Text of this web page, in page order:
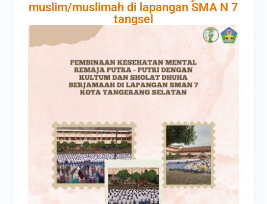
muslim/muslimah di lapangan SMA N 7
tangsel